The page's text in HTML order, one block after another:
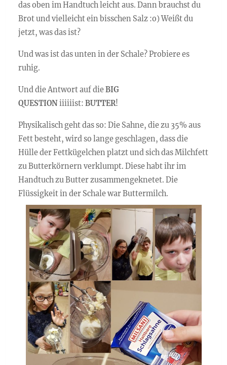
das oben im Handtuch leicht aus. Dann brauchst du
Brot und vielleicht ein bisschen Salz :o) Weißt du
jetzt, was das ist?
Und was ist das unten in der Schale? Probiere es
ruhig.
Und die Antwort auf dieBIG
QUESTIONiiiiiist: BUTTER!
Physikalisch geht das so: Die Sahne, die zu 35% aus
Fett besteht, wird so lange geschlagen, dass die
Hülle der Fettkügelchen platzt und sich das Milchfett
zu Butterkörnern verklumpt. Diese habt ihr im
Handtuch zu Butter zusammengeknetet. Die
Flüssigkeit in der Schale war Buttermilch.